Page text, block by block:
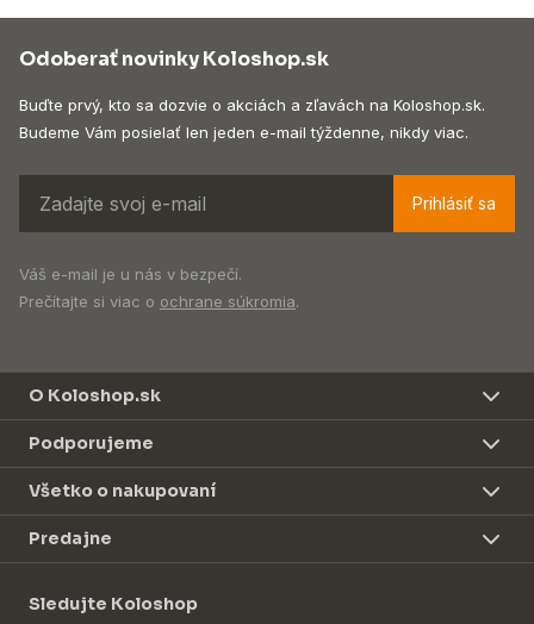
Odoberať novinky Koloshop.sk
Buďte prvý, kto sa dozvie o akciách a zľavách na Koloshop.sk.
Budeme Vám posielať len jeden e-mail týždenne, nikdy viac.
Prihlásiť sa
Váš e-mail je u nás v bezpečí.
Prečítajte si viac o ochrane súkromia.
O Koloshop.sk
Podporujeme
Všetko o nakupovaní
Predajne
Sledujte Koloshop